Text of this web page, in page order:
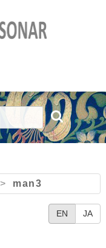
> man3
EN JA